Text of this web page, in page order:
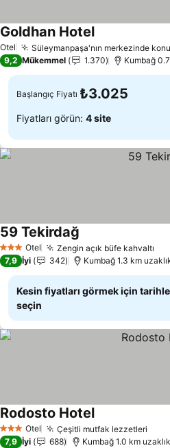
Otel Süleymanpaşa'nın merkezinde
Goldhan Hotel
9,2 Mükemmel 1.370 Kumbağ
Başlangıç Fiyatı ₺3.025
Fiyatları görün: 4 site
3 YıldızOtel Zengin açık büfe kahvaltı
59 Tekirdağ
7,9 İyi 342 Kumbağ 1.3 km
Kesin fiyatları görmek için
seçin
3 YıldızOtel Çeşitli mutfak lezzetleri
Rodosto Hotel
7,9 İyi 688 Kumbağ 1.0 km